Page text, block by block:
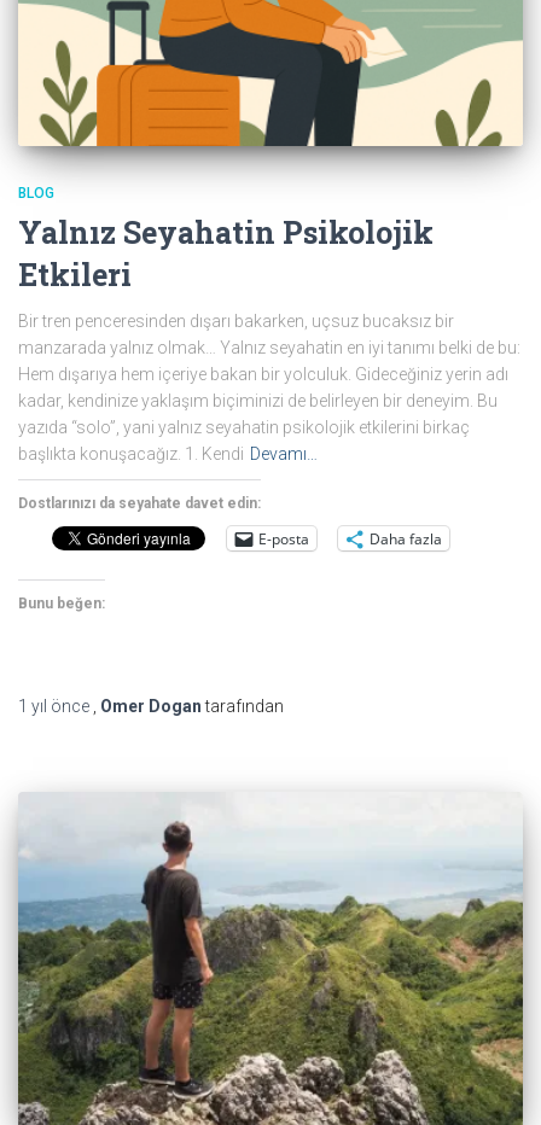
BLOG
Yalnız Seyahatin Psikolojik
Etkileri
Bir tren penceresinden dışarı bakarken, uçsuz bucaksız bir
manzarada yalnız olmak… Yalnız seyahatin en iyi tanımı belki de bu:
Hem dışarıya hem içeriye bakan bir yolculuk. Gideceğiniz yerin adı
kadar, kendinize yaklaşım biçiminizi de belirleyen bir deneyim. Bu
yazıda “solo”, yani yalnız seyahatin psikolojik etkilerini birkaç
başlıkta konuşacağız. 1. Kendi Devamı…
Dostlarınızı da seyahate davet edin:
E-posta Daha fazla
Bunu beğen:
1 yıl önce , Omer Dogantarafından